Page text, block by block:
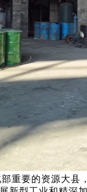
重要的资源大县